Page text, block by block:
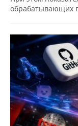
обрабатывающих